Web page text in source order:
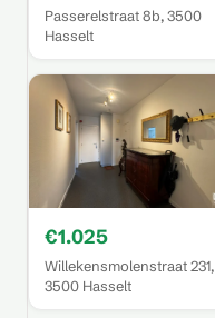
Passerelstraat 8b, 3500
Hasselt
€1.025
Willekensmolenstraat 231,
3500 Hasselt